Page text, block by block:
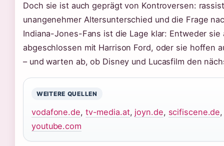
Doch sie ist auch geprägt von Kontroversen:
unangenehmer Altersunterschied und die Frage
Indiana-Jones-Fans ist die Lage klar: Entweder
abgeschlossen mit Harrison Ford, oder sie hoffen
– und warten ab, ob Disney und Lucasfilm den
WEITERE QUELLEN
vodafone.de, tv-media.at, joyn.de, scifiscene.de
youtube.com